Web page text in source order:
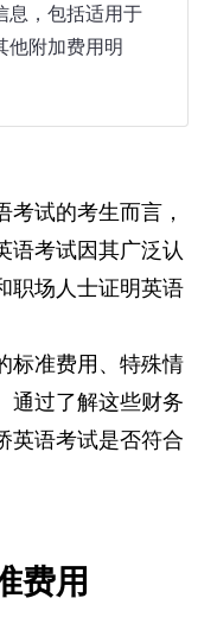
息，包括适用于
他附加费用明
考试的考生而言，
语考试因其广泛认
职场人士证明英语
标准费用、特殊情
通过了解这些财务
英语考试是否符合
费用